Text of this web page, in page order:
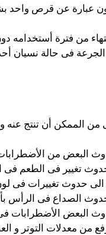
عبارة عن قرص واحد
من فترة أستخدامه
الجرعة فى حالة
من الممكن أن تنتج
البعض من
تغيير فى الطعم فى
حدوث تغييرات فى لون
الصداع فى الرأس
البعض الأضطرابات
من معدلات التوتر و